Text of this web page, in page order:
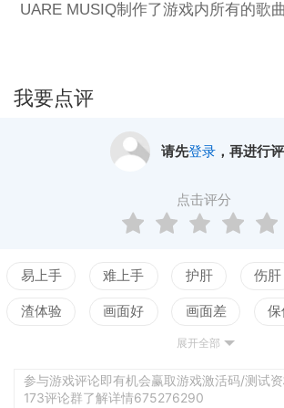
UARE MUSIQ制作了游戏内所有的歌
不仅能够欣赏美妙的音乐，享受富有
炸！
我要点评
请先登录，再进行
点击评分
易上手 难上手 护肝 伤肝
渣体验 画面好 画面差 保
测试
立绘不行 声优赞 声优拉胯
展开全部
参与游戏评论即有机会赢取游戏激活码/测试
173评论群了解详情675276290